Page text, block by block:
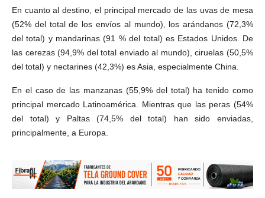
En cuanto al destino, el principal mercado de las uvas de mesa
(52% del total de los envíos al mundo), los arándanos (72,3%
del total) y mandarinas (91 % del total) es Estados Unidos. De
las cerezas (94,9% del total enviado al mundo), ciruelas (50,5%
del total) y nectarines (42,3%) es Asia, especialmente China.
En el caso de las manzanas (55,9% del total) ha tenido como
principal mercado Latinoamérica. Mientras que las peras (54%
del total) y Paltas (74,5% del total) han sido enviadas,
principalmente, a Europa.